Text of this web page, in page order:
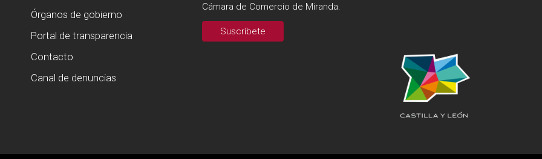
Órganos de gobierno
Portal de transparencia
Contacto
Canal de denuncias
Cámara de Comercio de Miranda.
Suscríbete